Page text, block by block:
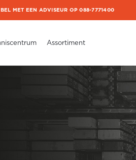
BEL MET EEN ADVISEUR OP 088-7771400
Assortiment